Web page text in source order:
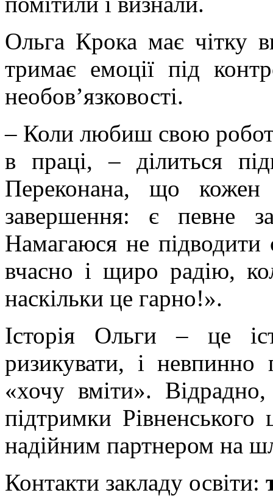
Ольга Крока має чітку
тримає емоції під
необов’язковості.
– Коли любиш свою
в праці, – ділиться
Переконана, що кожен
завершення: є певне
Намагаюся не підводити
вчасно і щиро радію,
наскільки це гарно!».
Історія Ольги – це
ризикувати, і невпинно
«хочу вміти».
підтримки
надійним партнером на
Контакти закладу освіти: